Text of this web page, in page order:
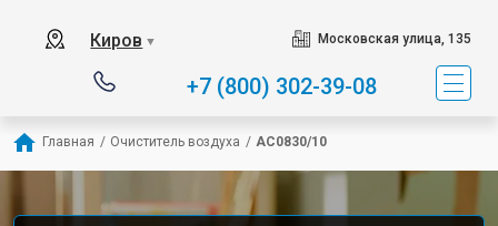
Киров ▼ Московская улица, 135
+7 (800) 302-39-08
Главная / Очиститель воздуха / AC0830/10